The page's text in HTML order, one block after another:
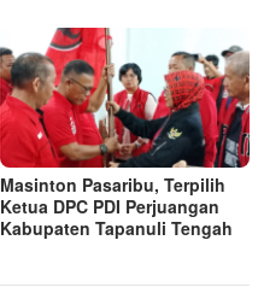
Masinton Pasaribu, Terpilih
Ketua DPC PDI Perjuangan
Kabupaten Tapanuli Tengah